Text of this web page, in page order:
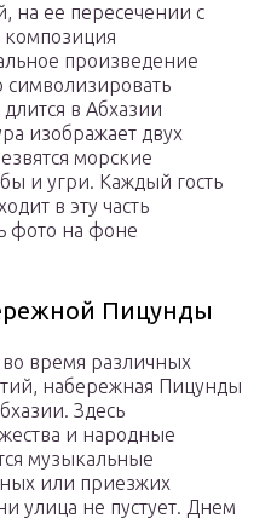
на ее пересечении с
композиция
произведение
символизировать
в Абхазии
изображает двух
морские
и угри. Каждый гость
в эту часть
фото на фоне
Пицунды
время различных
набережная Пицунды
Здесь
и народные
музыкальные
или приезжих
улица не пустует. Днем